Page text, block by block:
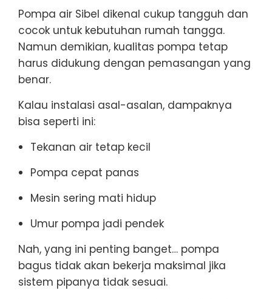
Pompa air Sibel dikenal cukup tangguh dan
cocok untuk kebutuhan rumah tangga.
Namun demikian, kualitas pompa tetap
harus didukung dengan pemasangan yang
benar.
Kalau instalasi asal-asalan, dampaknya
bisa seperti ini:
Tekanan air tetap kecil
Pompa cepat panas
Mesin sering mati hidup
Umur pompa jadi pendek
Nah, yang ini penting banget… pompa
bagus tidak akan bekerja maksimal jika
sistem pipanya tidak sesuai.